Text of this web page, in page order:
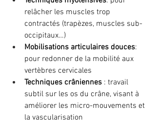
relâcher les muscles trop
contractés (trapèzes, muscles sub-
occipitaux…)
Mobilisations articulaires douces:
pour redonner de la mobilité aux
vertèbres cervicales
Techniques crâniennes : travail
subtil sur les os du crâne, visant à
améliorer les micro-mouvements et
la vascularisation